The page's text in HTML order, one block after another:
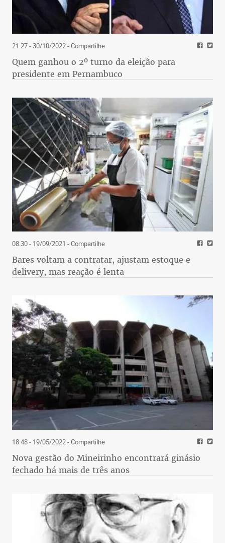
21:27 - 30/10/2022- Compartilhe
Quem ganhou o 2º turno da eleição para
presidente em Pernambuco
08:30 - 19/09/2021 - Compartilhe
Bares voltam a contratar, ajustam estoque e
delivery, mas reação é lenta
18:48 - 19/05/2022- Compartilhe
Nova gestão do Mineirinho encontrará ginásio
fechado há mais de três anos